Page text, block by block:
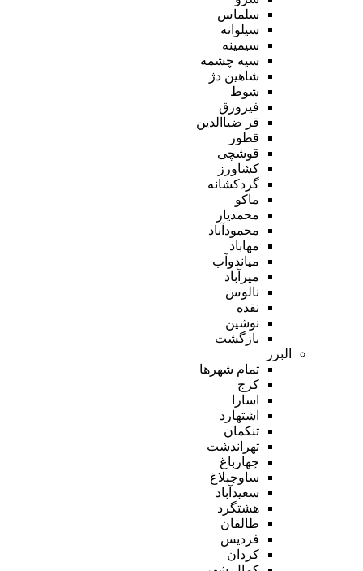
سلماس
سیلوانه
سیمینه
سیه چشمه
شاهین دژ
شوط
فیرورق
قر ضیاالدین
قطور
قوشچی
کشاورز
گردکشانه
ماکو
محمدیار
محمودآباد
مهاباد
میاندوآب
میرآباد
نالوس
نقده
نوشین
بازگشت
البرز
تمام شهر‌ها
کرج
اسارا
اشتهارد
تنکمان
تهراندشت
چهارباغ
ساوجبلاغ
سعیدآباد
هشتگرد
طالقان
فردیس
کردان